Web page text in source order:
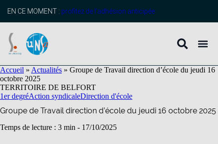
principal
EN CE MOMENT : profitez de l’adhésion anticipée
Accueil » Actualités » Groupe de Travail direction d’école du jeudi 16
octobre 2025
TERRITOIRE DE BELFORT
1er degréAction syndicaleDirection d'école
Groupe de Travail direction d’école du jeudi 16 octobre 2025
Temps de lecture : 3 min - 17/10/2025